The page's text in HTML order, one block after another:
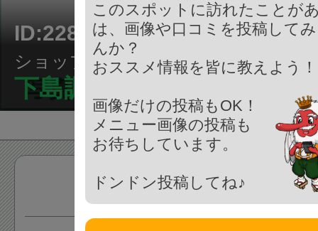
ID:228304
ショップ/薬局
下島調剤薬局
商品
このスポットに訪れたことが
は、画像や口コミを投稿して
んか？
おススメ情報を皆に教えよう
画像だけの投稿もOK！
メニュー画像の投稿も
お待ちしています。
ドンドン投稿してね♪